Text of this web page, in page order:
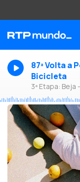
87ª Volta a
Bicicleta
3ª Etapa: Beja